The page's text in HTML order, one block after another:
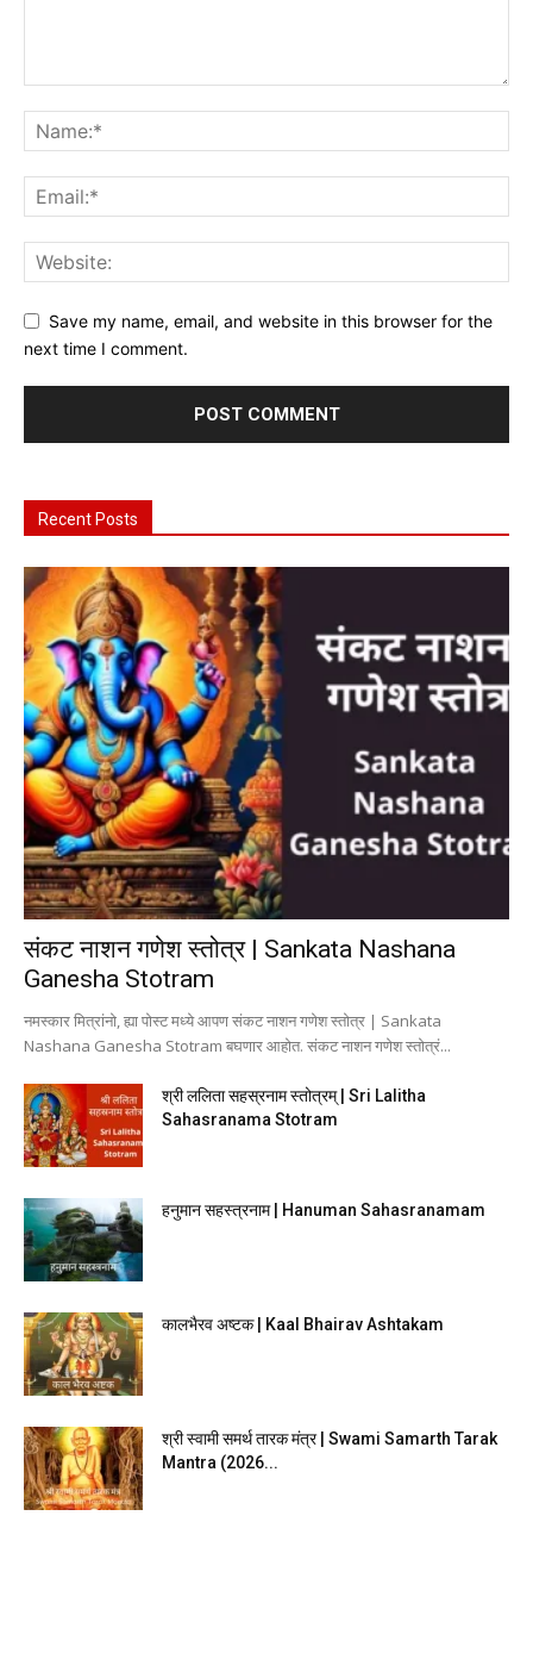
Save my name, email, and website in this browser for the
next time I comment.
Recent Posts
संकट नाशन गणेश स्तोत्र | Sankata Nashana
Ganesha Stotram
नमस्कार मित्रांनो, ह्या पोस्ट मध्ये आपण संकट नाशन गणेश स्तोत्र | Sankata
Nashana Ganesha Stotram बघणार आहोत. संकट नाशन गणेश स्तोत्रं...
श्री ललिता सहस्रनाम स्तोत्रम् | Sri Lalitha
Sahasranama Stotram
हनुमान सहस्त्रनाम | Hanuman Sahasranamam
कालभैरव अष्टक | Kaal Bhairav Ashtakam
श्री स्वामी समर्थ तारक मंत्र | Swami Samarth Tarak
Mantra (2026...